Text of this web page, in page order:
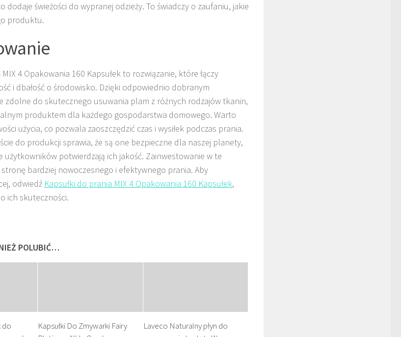
dodaje świeżości do wypranej odzieży. To świadczy o zaufaniu, jakie
produktu.
4 Opakowania 160 Kapsułek to rozwiązanie, które łączy
i dbałość o środowisko. Dzięki odpowiednio dobranym
zdolne do skutecznego usuwania plam z różnych rodzajów tkanin,
produktem dla każdego gospodarstwa domowego. Warto
użycia, co pozwala zaoszczędzić czas i wysiłek podczas prania.
do produkcji sprawia, że są one bezpieczne dla naszej planety,
użytkowników potwierdzają ich jakość. Zainwestowanie w te
bardziej nowoczesnego i efektywnego prania. Aby
odwiedź Kapsułki do prania MIX 4 Opakowania 160 Kapsułek,
ich skuteczności.
POLUBIĆ…
do
Kapsułki Do Zmywarki Fairy
Laveco Naturalny płyn do